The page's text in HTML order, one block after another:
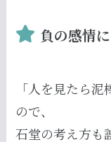
負の感情
「人を見たら
ので、
石堂の考え方も